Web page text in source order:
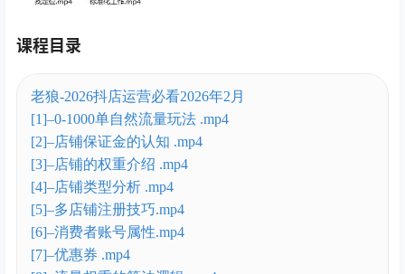
课程目录
老狼-2026抖店运营必看2026年2月
[1]–0-1000单自然流量玩法 .mp4
[2]–店铺保证金的认知 .mp4
[3]–店铺的权重介绍 .mp4
[4]–店铺类型分析 .mp4
[5]–多店铺注册技巧.mp4
[6]–消费者账号属性.mp4
[7]–优惠券 .mp4